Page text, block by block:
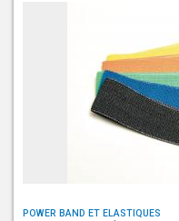
POWER BAND ET ELASTIQUES